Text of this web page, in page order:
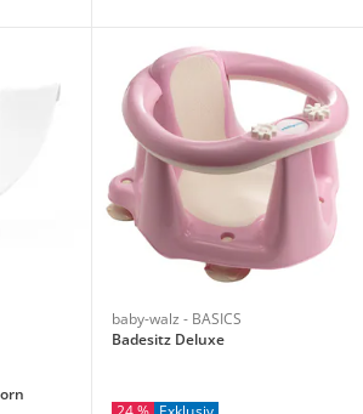
baby-walz - BASICS
Badesitz Deluxe